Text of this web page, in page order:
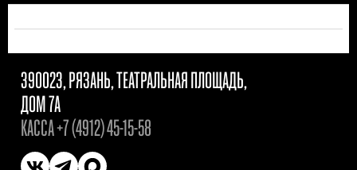
390023, РЯЗАНЬ, ТЕАТРАЛЬНАЯ ПЛОЩАДЬ,
ДОМ 7А
КАССА+7 (4912) 45-15-58